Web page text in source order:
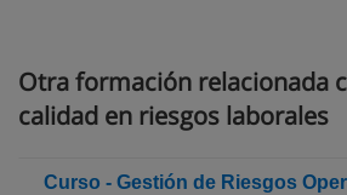
Otra formación relacionada
calidad en riesgos laborales
Curso - Gestión de Riesgos